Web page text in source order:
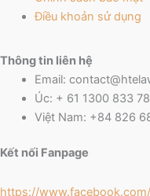
Điều khoản sử dụng
Thông tin liên hệ
Email:
Úc: + 61 1300 833
Việt Nam: +84 826
Kết nối Fanpage
https://www.facebook.com/